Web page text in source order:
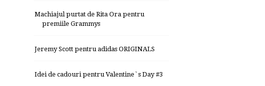
Machiajul purtat de Rita Ora pentru
premiile Grammys
Jeremy Scott pentru adidas ORIGINALS
Idei de cadouri pentru Valentine`s Day #3